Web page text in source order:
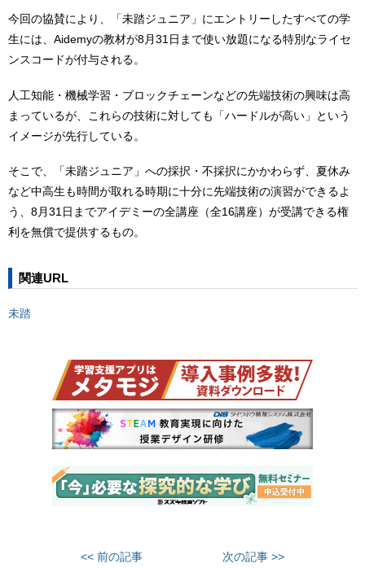
今回の協賛により、「未踏ジュニア」にエントリーしたすべての学
生には、Aidemyの教材が8月31日まで使い放題になる特別なライセ
ンスコードが付与される。
人工知能・機械学習・ブロックチェーンなどの先端技術の興味は高
まっているが、これらの技術に対しても「ハードルが高い」という
イメージが先行している。
そこで、「未踏ジュニア」への採択・不採択にかかわらず、夏休み
など中高生も時間が取れる時期に十分に先端技術の演習ができるよ
う、8月31日までアイデミーの全講座（全16講座）が受講できる権
利を無償で提供するもの。
関連URL
未踏
<< 前の記事 次の記事 >>